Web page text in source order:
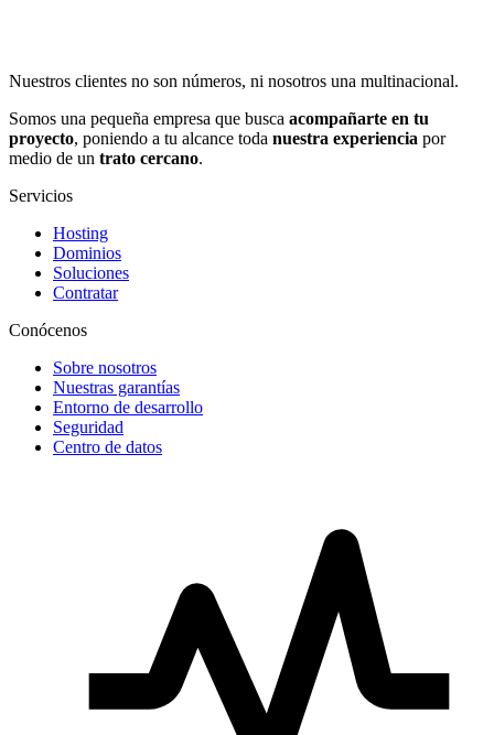
Nuestros clientes no son números, ni nosotros una multinacional.
Somos una pequeña empresa que busca acompañarte en tu
proyecto, poniendo a tu alcance toda nuestra experiencia por
medio de un trato cercano.
Servicios
Hosting
Dominios
Soluciones
Contratar
Conócenos
Sobre nosotros
Nuestras garantías
Entorno de desarrollo
Seguridad
Centro de datos